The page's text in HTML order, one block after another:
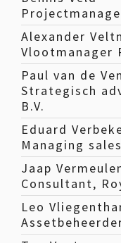
Alexander
Vlootmanager
Paul van de Ven
Strategisch
B.V.
Eduard
Managing
Jaap
Consultant,
Leo